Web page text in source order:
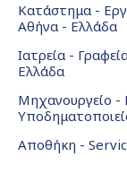
Κατάστημα -
Αθήνα - Ελλάδα
Ιατρεία -
Ελλάδα
Μηχανουργείο -
Αποθήκη -